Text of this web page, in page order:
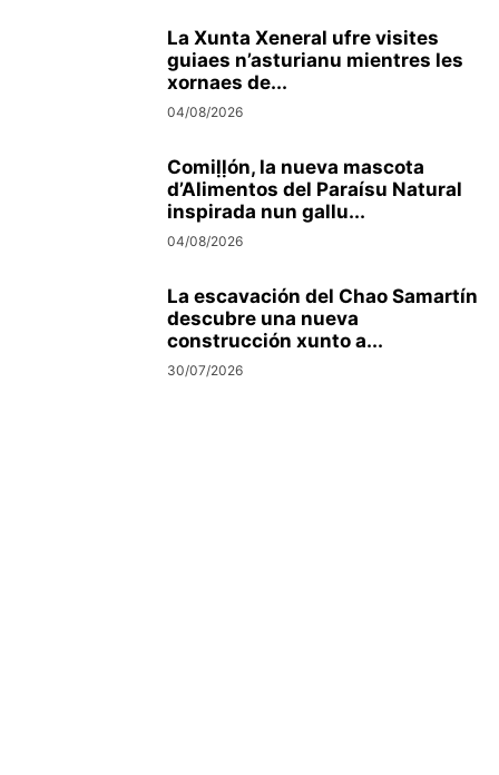
La Xunta Xeneral ufre visites
guiaes n’asturianu mientres les
xornaes de...
04/08/2026
Comiḷḷón, la nueva mascota
d’Alimentos del Paraísu Natural
inspirada nun gallu...
04/08/2026
La escavación del Chao Samartín
descubre una nueva
construcción xunto a...
30/07/2026